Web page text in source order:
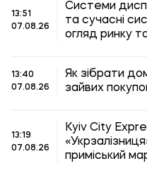
13:51
07.08.26
Системи
та сучасні
огляд ринку
13:40
07.08.26
Як зібрати
зайвих
13:19
07.08.26
Kyiv City
приміський